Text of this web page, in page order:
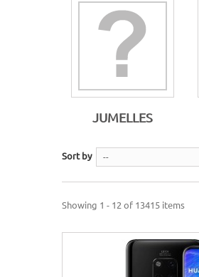
JUMELLES
Sort by --
Showing 1 - 12 of 13415 items